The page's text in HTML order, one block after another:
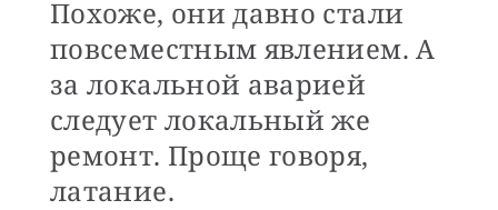
Похоже, они давно стали
повсеместным явлением. А
за локальной аварией
следует локальный же
ремонт. Проще говоря,
латание.